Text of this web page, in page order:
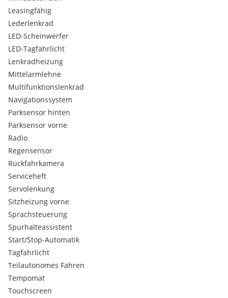
Leasingfähig
Lederlenkrad
LED-Scheinwerfer
LED-Tagfahrlicht
Lenkradheizung
Mittelarmlehne
Multifunktionslenkrad
Navigationssystem
Parksensor hinten
Parksensor vorne
Radio
Regensensor
Rückfahrkamera
Serviceheft
Servolenkung
Sitzheizung vorne
Sprachsteuerung
Spurhalteassistent
Start/Stop-Automatik
Tagfahrlicht
Teilautonomes Fahren
Tempomat
Touchscreen